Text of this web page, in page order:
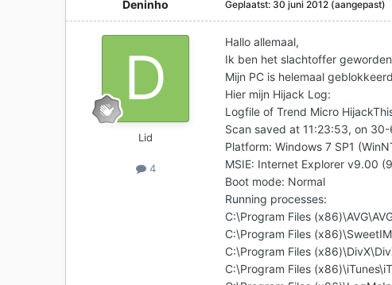
Deninho
Lid
4
Geplaatst: 30 juni 2012 (aangepast)
Hallo allemaal,
Ik ben het slachtoffer
Mijn PC is helemaal
Hier mijn Hijack Log:
Logfile of Trend Micro
Scan saved at 11:23:53, on
Platform: Windows 7 SP1
MSIE: Internet Explorer v9.00
Boot mode: Normal
Running processes:
C:\Program Files
C:\Program Files
C:\Program Files
C:\Program Files